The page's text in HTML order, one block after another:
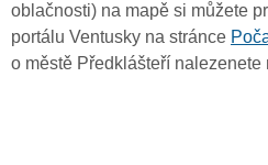
oblačnosti) na mapě si můžete
portálu Ventusky na stránce
o městě Předklášteří nalezenete